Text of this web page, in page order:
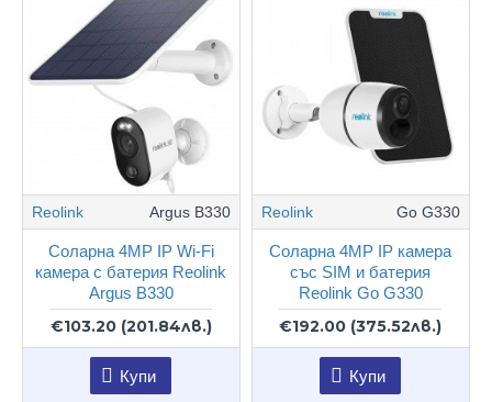
Reolink Argus B330
Соларна 4MP IP Wi-Fi
камера с батерия Reolink
Argus B330
€103.20 (201.84лв.)
Купи
Reolink Go G330
Соларна 4MP IP камера
със SIM и батерия
Reolink Go G330
€192.00 (375.52лв.)
Купи